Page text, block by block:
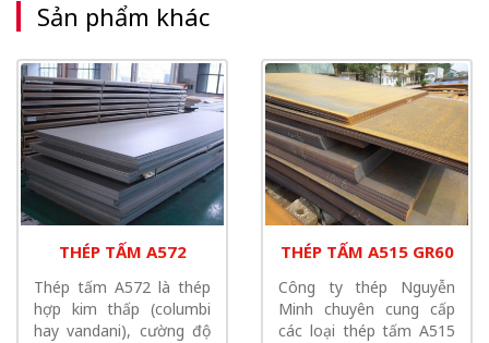
Sản phẩm khác
THÉP TẤM A572
Thép tấm A572 là thép
hợp kim thấp (columbi
hay vandani), cường độ
THÉP TẤM A515 GR60
Công ty thép Nguyễn
Minh chuyên cung cấp
các loại thép tấm A515